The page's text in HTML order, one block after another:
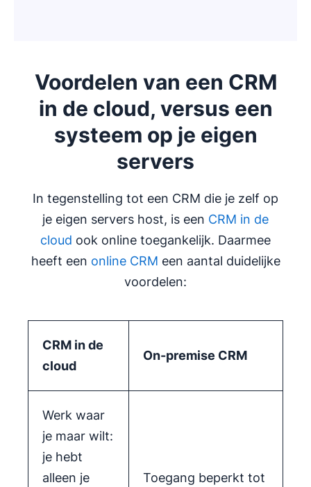
Voordelen van een CRM
in de cloud, versus een
systeem op je eigen
servers
In tegenstelling tot een CRM die je zelf op
je eigen servers host, is een CRM in de
cloud ook online toegankelijk. Daarmee
heeft een online CRM een aantal duidelijke
voordelen:
CRM in de
cloud
On-premise CRM
Werk waar
je maar wilt:
je hebt
alleen je
Toegang beperkt tot